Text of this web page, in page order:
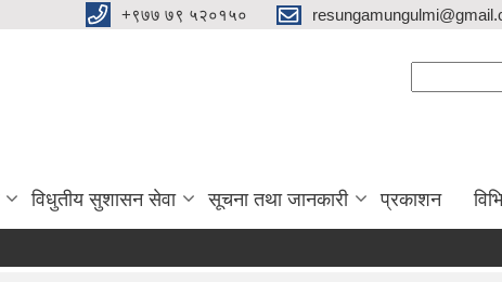
+९७७ ७९ ५२०१५०
विधुतीय सुशासन सेवा सूचना तथा जानकारी प्रकाशन